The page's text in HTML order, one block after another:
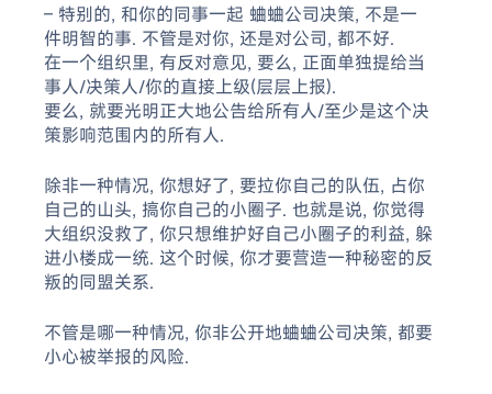
– 特别的, 和你的同事一起 蛐蛐公司决策, 不是一
件明智的事. 不管是对你, 还是对公司, 都不好.
在一个组织里, 有反对意见, 要么, 正面单独提给当
事人/决策人/你的直接上级(层层上报).
要么, 就要光明正大地公告给所有人/至少是这个决
策影响范围内的所有人.
除非一种情况, 你想好了, 要拉你自己的队伍, 占你
自己的山头, 搞你自己的小圈子. 也就是说, 你觉得
大组织没救了, 你只想维护好自己小圈子的利益, 躲
进小楼成一统. 这个时候, 你才要营造一种秘密的反
叛的同盟关系.
不管是哪一种情况, 你非公开地蛐蛐公司决策, 都要
小心被举报的风险.